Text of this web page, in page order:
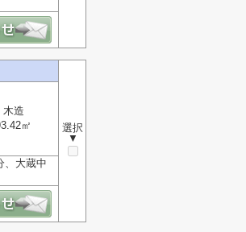
選択
▼
木造
㎡
、大蔵中